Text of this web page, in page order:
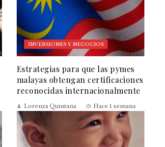
INVERSIONES Y NEGOCIOS
Estrategias para que las pymes
malayas obtengan certificaciones
reconocidas internacionalmente
Lorenza Quintana Hace 1 semana